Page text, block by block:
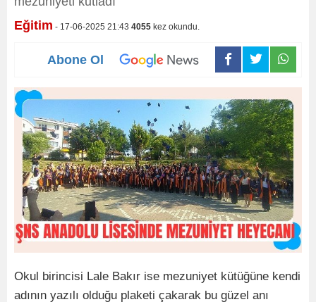
Eğitim - 17-06-2025 21:43 4055 kez okundu.
Abone Ol
Okul birincisi Lale Bakır ise mezuniyet kütüğüne kendi
adının yazılı olduğu plaketi çakarak bu güzel anı